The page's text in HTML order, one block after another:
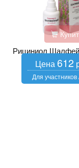
Рициниол
612